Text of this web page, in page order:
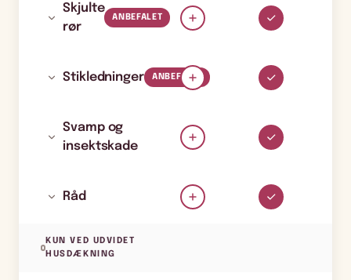
Skjulte
rør
ANBEFALET
Stikledninger ANBEFALET
Svamp og
insektskade
Råd
KUN VED UDVIDET
HUSDÆKNING